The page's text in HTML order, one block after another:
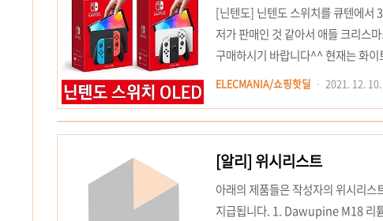
[닌텐도] 닌텐도 스위치를 큐텐에
저가 판매인 것 같아서 애들 크리스
구매하시기 바랍니다^^ 현재는 화
성하겠습니다^^ [360,410원
다. 상품 설명
ELECMANIA/쇼핑핫딜 2021. 12. 10.
[알리] 위시리스트
아래의 제품들은 작성자의 위시리
지급됩니다. 1. Dawupine M18 리